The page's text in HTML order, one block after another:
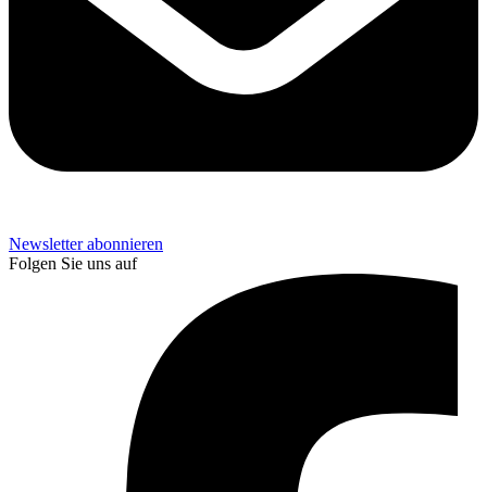
Newsletter abonnieren
Folgen Sie uns auf